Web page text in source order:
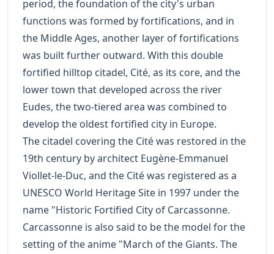
period, the foundation of the city's urban
functions was formed by fortifications, and in
the Middle Ages, another layer of fortifications
was built further outward. With this double
fortified hilltop citadel, Cité, as its core, and the
lower town that developed across the river
Eudes, the two-tiered area was combined to
develop the oldest fortified city in Europe.
The citadel covering the Cité was restored in the
19th century by architect Eugène-Emmanuel
Viollet-le-Duc, and the Cité was registered as a
UNESCO World Heritage Site in 1997 under the
name "Historic Fortified City of Carcassonne.
Carcassonne is also said to be the model for the
setting of the anime "March of the Giants. The